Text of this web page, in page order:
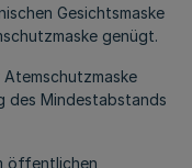
Gesichtsmaske
genügt.
des Mindestabstands
öffentlichen